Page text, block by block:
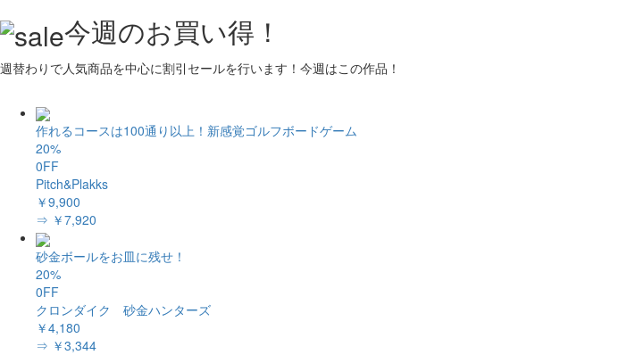
今週のお買い得！
週替わりで人気商品を中心に割引セールを行います！今週はこの作品！
作れるコースは100通り以上！新感覚ゴルフボードゲーム
20%
0FF
Pitch&Plakks
￥9,900
⇒ ￥7,920
砂金ボールをお皿に残せ！
20%
0FF
クロンダイク 砂金ハンターズ
￥4,180
⇒ ￥3,344